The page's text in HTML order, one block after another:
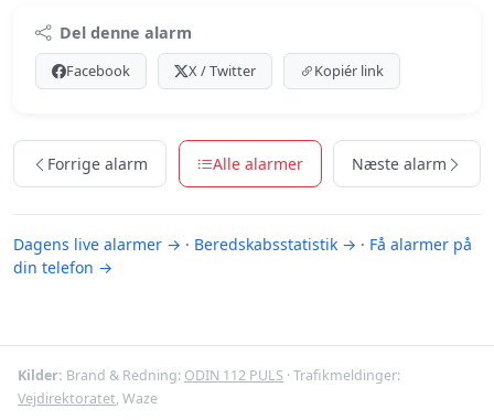
Premium indhold
Log ind med Premium for at se meldingen.
Se Premium-muligheder
Del denne alarm
Facebook X / Twitter Kopiér link
Forrige alarm Alle alarmer Næste alarm
Dagens live alarmer → · Beredskabsstatistik → · Få alarmer på
din telefon →
Kilder: Brand & Redning: ODIN 112 PULS · Trafikmeldinger:
Vejdirektoratet, Waze